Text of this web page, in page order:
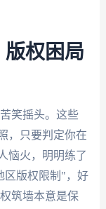
版权困局
笑摇头。这些
，只要判定你在
恼火，明明练了
区版权限制"，好
筑墙本意是保